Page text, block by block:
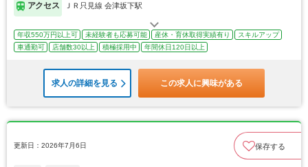
アクセス ＪＲ只見線 会津坂下駅
年収550万円以上可 未経験者も応募可能 産休・育休取得実績有り
スキルアップ
車通勤可
店舗数30以上 積極採用中 年間休日120日以上
求人の詳細を見る この求人に興味がある
更新日：2026年7月6日 保存する